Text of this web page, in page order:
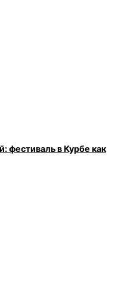
фестиваль в Курбе как